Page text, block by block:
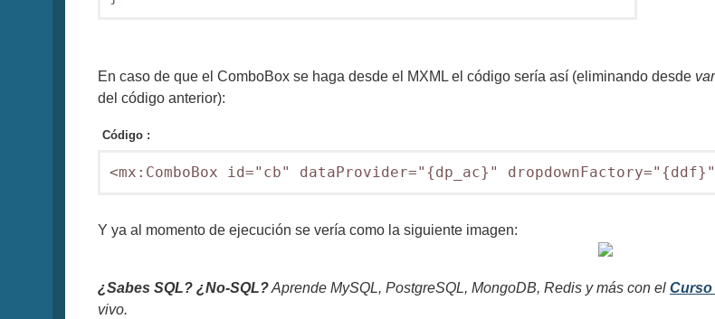
En caso de que el ComboBox se haga desde el MXML el código sería así (eliminando desde
del código anterior):
Código :
<mx:ComboBox id="cb" dataProvider="{dp_ac}"
Y ya al momento de ejecución se vería como la siguiente imagen:
¿Sabes SQL? ¿No-SQL?Aprende MySQL, PostgreSQL, MongoDB, Redis y más con el Curso
vivo.